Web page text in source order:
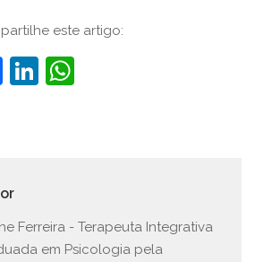
este artigo:
Facebook
LinkedIn
Ferreira - Terapeuta Integrativa
em Psicologia pela